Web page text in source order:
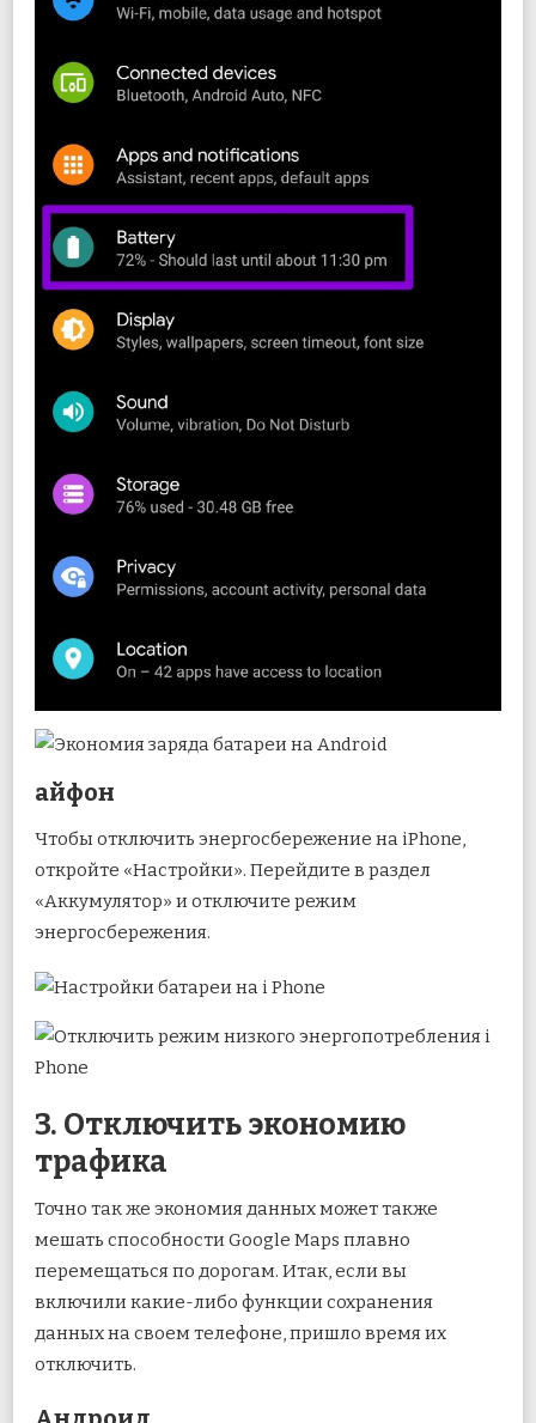
айфон
Чтобы отключить энергосбережение на iPhone,
откройте «Настройки». Перейдите в раздел
«Аккумулятор» и отключите режим
энергосбережения.
3. Отключить экономию
трафика
Точно так же экономия данных может также
мешать способности Google Maps плавно
перемещаться по дорогам. Итак, если вы
включили какие-либо функции сохранения
данных на своем телефоне, пришло время их
отключить.